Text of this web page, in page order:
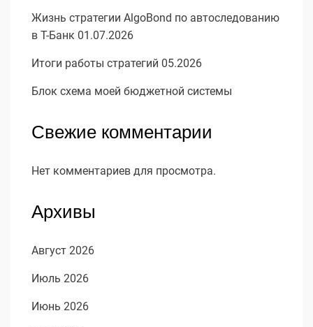
Жизнь стратегии AlgoBond по автоследованию
в Т-Банк 01.07.2026
Итоги работы стратегий 05.2026
Блок схема моей бюджетной системы
Свежие комментарии
Нет комментариев для просмотра.
Архивы
Август 2026
Июль 2026
Июнь 2026